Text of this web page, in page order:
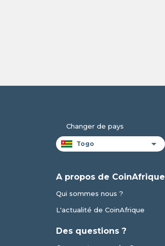
Changer de pays
A propos de CoinAfrique
Qui sommes nous ?
L'actualité de CoinAfrique
Des questions ?